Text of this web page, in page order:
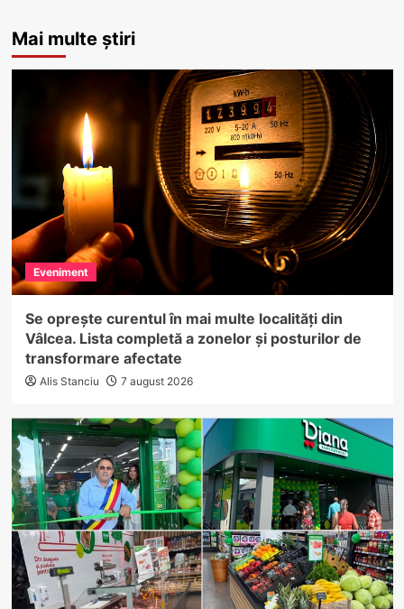
Mai multe știri
Eveniment
Se oprește curentul în mai multe localități din
Vâlcea. Lista completă a zonelor și posturilor de
transformare afectate
Alis Stanciu 7 august 2026